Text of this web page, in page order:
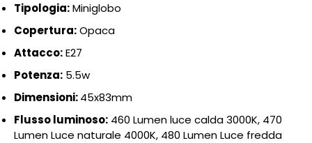
Tipologia:Miniglobo
Copertura:Opaca
Attacco:E27
Potenza: 5.5w
Dimensioni:45x83mm
Flusso luminoso: 460 Lumen luce calda 3000K, 470
Lumen Luce naturale 4000K, 480 Lumen Luce fredda